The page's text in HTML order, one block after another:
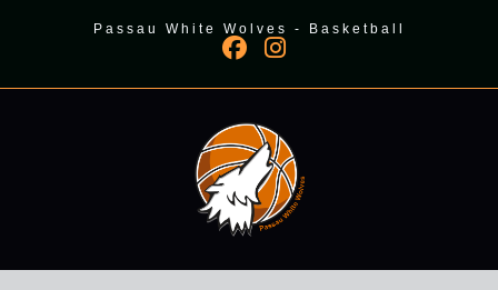
Passau White Wolves - Basketball